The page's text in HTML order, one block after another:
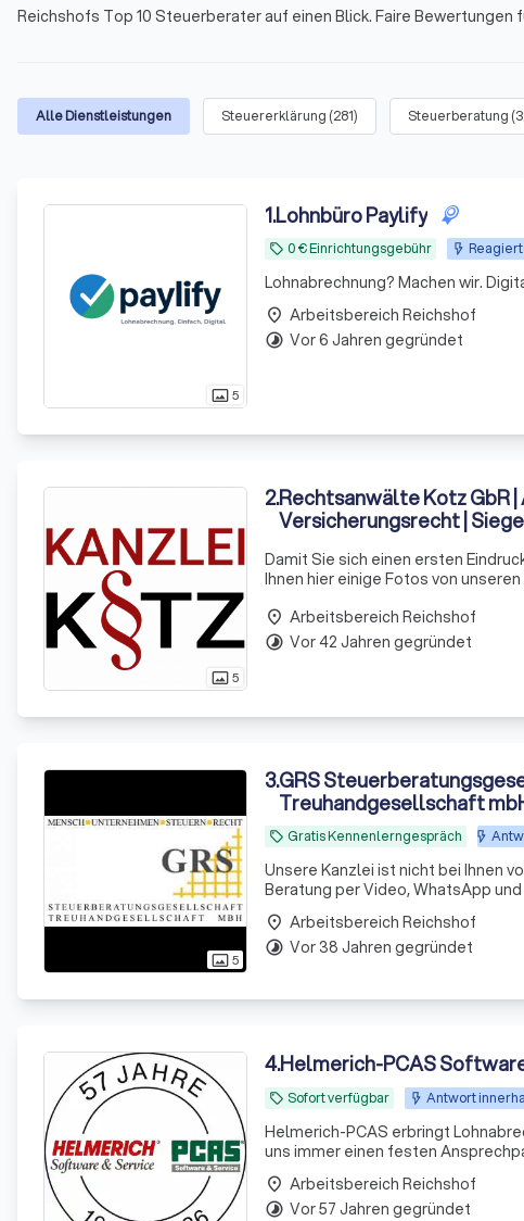
Reichshofs Top 10 Steuerberater auf einen Blick. Faire
Alle Dienstleistungen Steuererklärung (281) Steuerberatung (
photo_size_select_actual5
1.Lohnbüro Paylify
local_offer 0 € Einrichtungsgebühr
Lohnabrechnung? Machen wir.
place Arbeitsbereich Reichshof
timelapse Vor 6 Jahren gegründet
photo_size_select_actual5
2.Rechtsanwälte Kotz GbR
Versicherungsrecht |
Damit Sie sich einen ersten
Ihnen hier einige Fotos von
place Arbeitsbereich Reichshof
timelapse Vor 42 Jahren gegründet
photo_size_select_actual5
3.GRS
Treuhandgesellschaft
local_offer Gratis Kennenlerngespräch
Unsere Kanzlei ist nicht bei Ihnen
Beratung per Video, WhatsApp
place Arbeitsbereich Reichshof
timelapse Vor 38 Jahren gegründet
4.Helmerich-PCAS
local_offer Sofort verfügbar Antwort
Helmerich-PCAS erbringt
uns immer einen festen
place Arbeitsbereich Reichshof
timelapse Vor 57 Jahren gegründet